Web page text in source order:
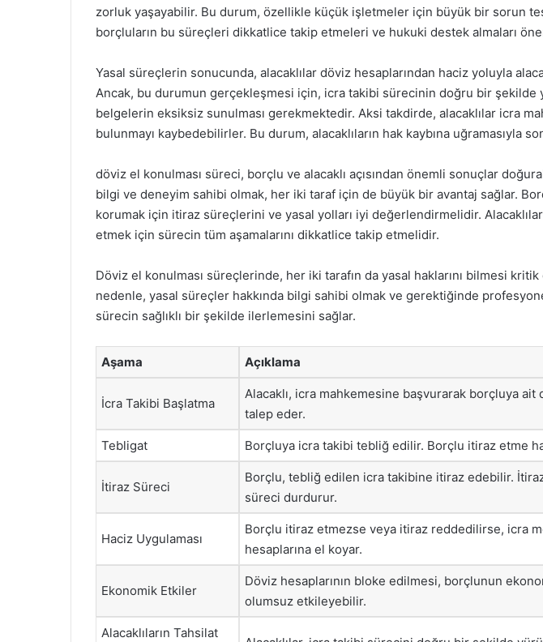
zorluk yaşayabilir. Bu durum, özellikle küçük işletmeler için büyük bir sorun
borçluların bu süreçleri dikkatlice takip etmeleri ve hukuki destek almaları
Yasal süreçlerin sonucunda, alacaklılar döviz hesaplarından haciz yoluyla
Ancak, bu durumun gerçekleşmesi için, icra takibi sürecinin doğru bir şekilde
belgelerin eksiksiz sunulması gerekmektedir. Aksi takdirde, alacaklılar icra
bulunmayı kaybedebilirler. Bu durum, alacaklıların hak kaybına uğramasıyla
döviz el konulması süreci, borçlu ve alacaklı açısından önemli sonuçlar
bilgi ve deneyim sahibi olmak, her iki taraf için de büyük bir avantaj sağlar.
korumak için itiraz süreçlerini ve yasal yolları iyi değerlendirmelidir. Alacaklılar
etmek için sürecin tüm aşamalarını dikkatlice takip etmelidir.
Döviz el konulması süreçlerinde, her iki tarafın da yasal haklarını bilmesi
nedenle, yasal süreçler hakkında bilgi sahibi olmak ve gerektiğinde
sürecin sağlıklı bir şekilde ilerlemesini sağlar.
Aşama Açıklama
İcra Takibi Başlatma
Alacaklı, icra mahkemesine başvurarak borçluya ait
talep eder.
Tebligat Borçluya icra takibi tebliğ edilir. Borçlu itiraz etme
İtiraz Süreci
Borçlu, tebliğ edilen icra takibine itiraz edebilir.
süreci durdurur.
Haciz Uygulaması
Borçlu itiraz etmezse veya itiraz reddedilirse, icra
hesaplarına el koyar.
Ekonomik Etkiler
Döviz hesaplarının bloke edilmesi, borçlunun
olumsuz etkileyebilir.
Alacaklıların Tahsilat